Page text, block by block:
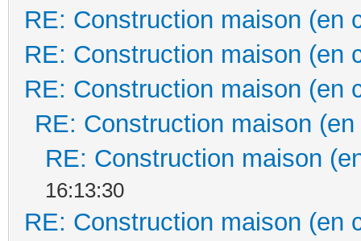
RE: Construction maison (en
RE: Construction maison (en
RE: Construction maison (en
RE: Construction maison
RE: Construction maison
16:13:30
RE: Construction maison (en